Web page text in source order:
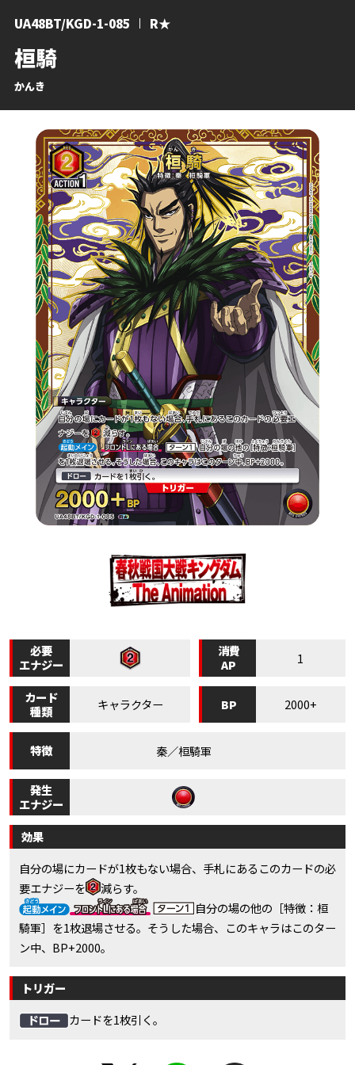
桓騎
かんき
UA48BT/KGD-1-085 R★
必要
エナジー
消費
AP
1
カード
種類
キャラクター BP 2000+
特徴 秦／桓騎軍
発生
エナジー
効果
自分の場にカードが1枚もない場合、手札にあるこのカードの必
要エナジーを
減らす。
自分の場の他の［特徴：桓
騎軍］を1枚退場させる。そうした場合、このキャラはこのター
ン中、BP+2000。
トリガー
カードを1枚引く。